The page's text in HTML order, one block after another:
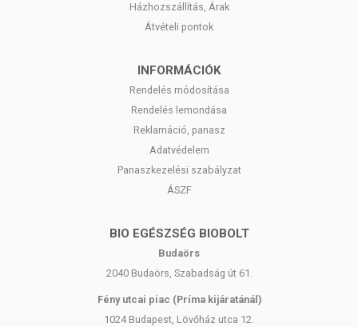
Házhozszállítás, Árak
Átvételi pontok
INFORMÁCIÓK
Rendelés módosítása
Rendelés lemondása
Reklamáció, panasz
Adatvédelem
Panaszkezelési szabályzat
ÁSZF
BIO EGÉSZSÉG BIOBOLT
Budaörs
2040 Budaörs, Szabadság út 61.
Fény utcai piac (Príma kijáratánál)
1024 Budapest, Lövőház utca 12.